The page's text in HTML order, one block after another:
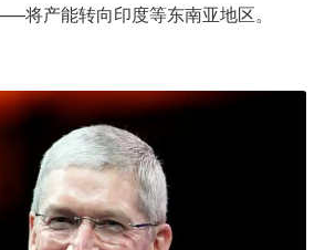
将产能转向印度等东南亚地区。